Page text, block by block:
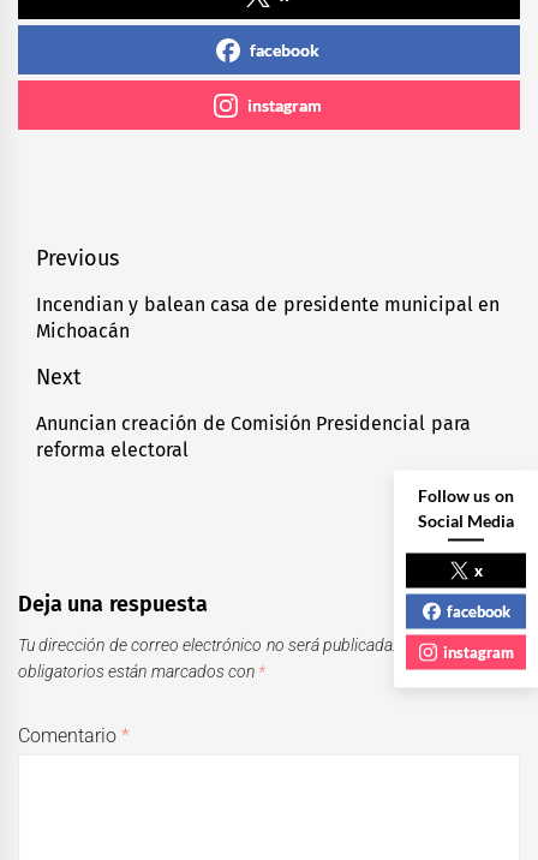
facebook
instagram
Navegación
de
entradas
Previous
Previous
post:
Incendian y balean casa de presidente municipal en
Michoacán
Next
Next
post:
Anuncian creación de Comisión Presidencial para
reforma electoral
Deja una respuesta
Tu dirección de correo electrónico no será publicada.
Los campos
obligatorios están marcados con *
Comentario*
Follow us on
Social Media
x
facebook
instagram